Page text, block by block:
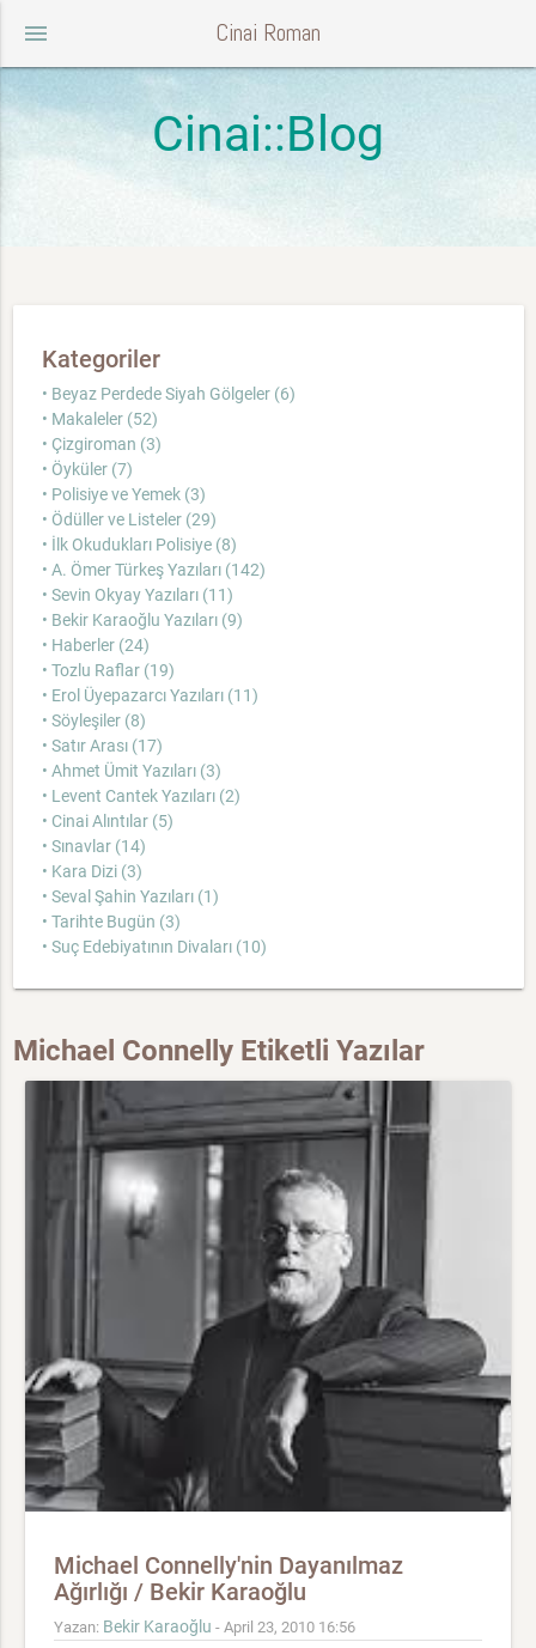
menu Cinai Roman
Cinai::Blog
Kategoriler
• Beyaz Perdede Siyah Gölgeler (6)
• Makaleler (52)
• Çizgiroman (3)
• Öyküler (7)
• Polisiye ve Yemek (3)
• Ödüller ve Listeler (29)
• İlk Okudukları Polisiye (8)
• A. Ömer Türkeş Yazıları (142)
• Sevin Okyay Yazıları (11)
• Bekir Karaoğlu Yazıları (9)
• Haberler (24)
• Tozlu Raflar (19)
• Erol Üyepazarcı Yazıları (11)
• Söyleşiler (8)
• Satır Arası (17)
• Ahmet Ümit Yazıları (3)
• Levent Cantek Yazıları (2)
• Cinai Alıntılar (5)
• Sınavlar (14)
• Kara Dizi (3)
• Seval Şahin Yazıları (1)
• Tarihte Bugün (3)
• Suç Edebiyatının Divaları (10)
Michael Connelly Etiketli Yazılar
Michael Connelly'nin Dayanılmaz
Ağırlığı / Bekir Karaoğlu
Yazan: Bekir Karaoğlu - April 23, 2010 16:56